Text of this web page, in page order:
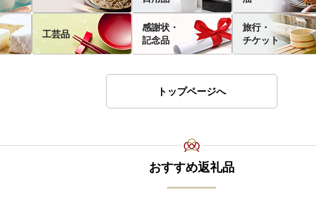
工芸品
感謝状・
記念品
旅行・
チケット
トップページへ
おすすめ返礼品